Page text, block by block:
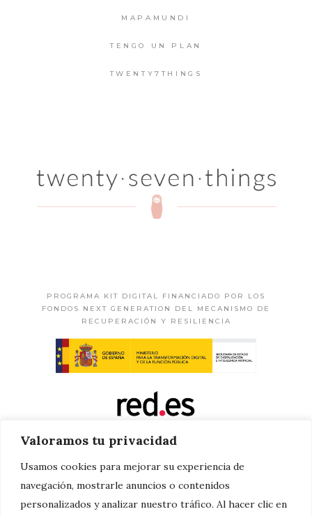
Valoramos tu privacidad
Usamos cookies para mejorar su experiencia de
navegación, mostrarle anuncios o contenidos
personalizados y analizar nuestro tráfico. Al hacer clic en
MAPAMUNDI
TENGO UN PLAN
TWENTY7THINGS
PROGRAMA KIT DIGITAL FINANCIADO POR LOS
FONDOS NEXT GENERATION DEL MECANISMO DE
RECUPERACIÓN Y RESILIENCIA